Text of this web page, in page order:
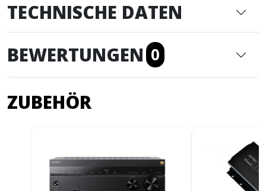
TECHNISCHE DATEN
BEWERTUNGEN 0
ZUBEHÖR